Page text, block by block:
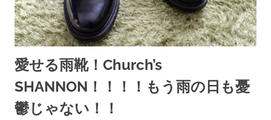
愛せる雨靴！Church’s
SHANNON！！！！もう雨の日も憂
鬱じゃない！！